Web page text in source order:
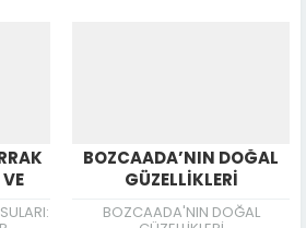
BOZCAADA’NIN DOĞAL
GÜZELLİKLERİ
BOZCAADA'NIN DOĞAL